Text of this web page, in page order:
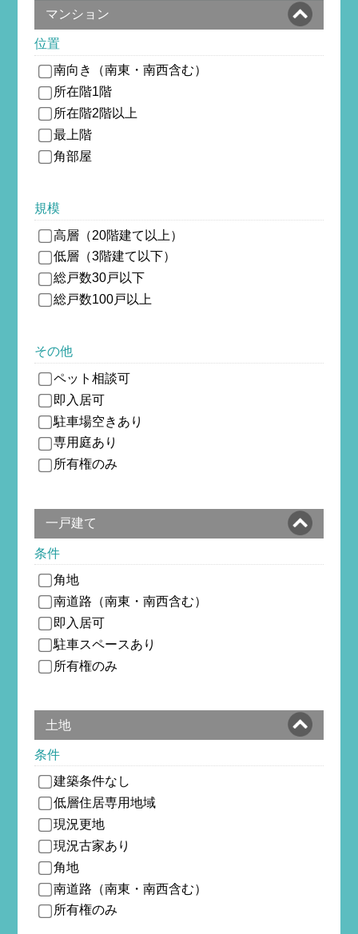
マンション
位置
南向き（南東・南西含む）
所在階1階
所在階2階以上
最上階
角部屋
規模
高層（20階建て以上）
低層（3階建て以下）
総戸数30戸以下
総戸数100戸以上
その他
ペット相談可
即入居可
駐車場空きあり
専用庭あり
所有権のみ
一戸建て
条件
角地
南道路（南東・南西含む）
即入居可
駐車スペースあり
所有権のみ
土地
条件
建築条件なし
低層住居専用地域
現況更地
現況古家あり
角地
南道路（南東・南西含む）
所有権のみ